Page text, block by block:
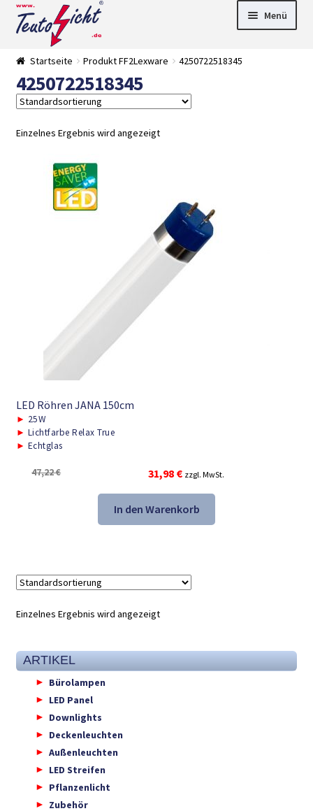
Zur
Navigation
springen
Springe
zum
Menü
►
Startseite Produkt FF2Lexware 4250722518345
4250722518345
Einzelnes Ergebnis wird angezeigt
LED Röhren JANA 150cm
► 25W
► Lichtfarbe Relax True
► Echtglas
47,22€
Ursprünglicher
Preis
war:
47,22 €
31,98 €Aktueller
Preis
ist:
31,98 €.
zzgl. MwSt.
In den Warenkorb
Einzelnes Ergebnis wird angezeigt
ARTIKEL
Bürolampen
LED Panel
Downlights
Deckenleuchten
Außenleuchten
LED Streifen
Pflanzenlicht
Zubehör